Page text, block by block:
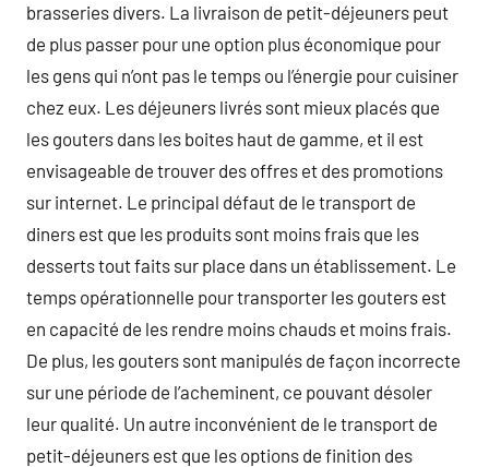
brasseries divers. La livraison de petit-déjeuners peut
de plus passer pour une option plus économique pour
les gens qui n’ont pas le temps ou l’énergie pour cuisiner
chez eux. Les déjeuners livrés sont mieux placés que
les gouters dans les boites haut de gamme, et il est
envisageable de trouver des offres et des promotions
sur internet. Le principal défaut de le transport de
diners est que les produits sont moins frais que les
desserts tout faits sur place dans un établissement. Le
temps opérationnelle pour transporter les gouters est
en capacité de les rendre moins chauds et moins frais.
De plus, les gouters sont manipulés de façon incorrecte
sur une période de l’acheminent, ce pouvant désoler
leur qualité. Un autre inconvénient de le transport de
petit-déjeuners est que les options de finition des